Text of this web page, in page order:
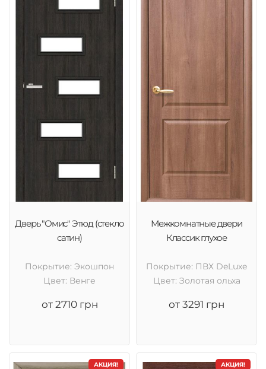
Дверь "Омис" Этюд (стекло
сатин)
Покрытие: Экошпон
Цвет: Венге
от 2710 грн
Межкомнатные двери
Классик глухое
Покрытие: ПВХ DeLuxe
Цвет: Золотая ольха
от 3291 грн
АКЦИЯ! АКЦИЯ!